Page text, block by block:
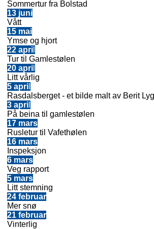
Sommertur fra Bolstad
13 juni
Vått
15 mai
Ymse og hjort
22 apri
Tur til Gamlestølen
20 apri
Litt vårlig
5 apri
Rasdalsberget - et bilde malt av Berit
3 apri
På beina til gamlestølen
17 mars
Rusletur til Vafethølen
16 mars
Inspeksjon
6 mars
Veg rapport
5 mars
Litt stemning
24 februar
Mer snø
21 februar
Vinterlig